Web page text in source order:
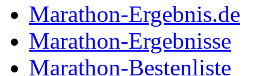
Marathon-Ergebnis.de
Marathon-Ergebnisse
Marathon-Bestenliste